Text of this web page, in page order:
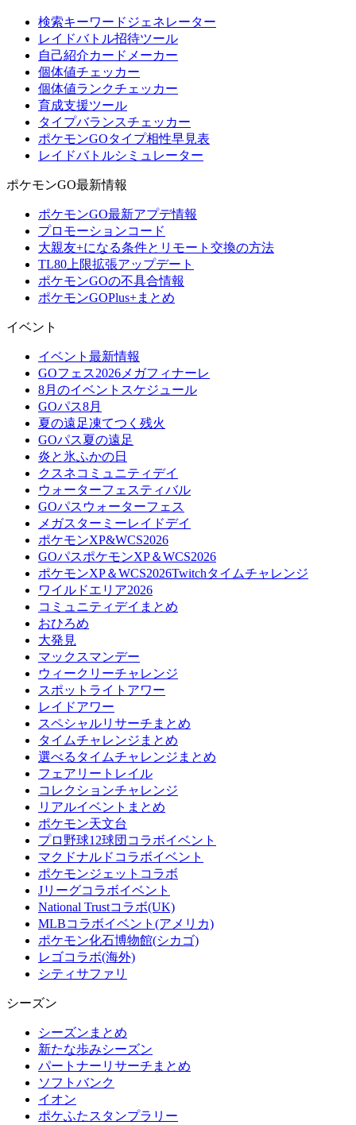
検索キーワードジェネレーター
レイドバトル招待ツール
自己紹介カードメーカー
個体値チェッカー
個体値ランクチェッカー
育成支援ツール
タイプバランスチェッカー
ポケモンGOタイプ相性早見表
レイドバトルシミュレーター
ポケモンGO最新情報
ポケモンGO最新アプデ情報
プロモーションコード
大親友+になる条件とリモート交換の方法
TL80上限拡張アップデート
ポケモンGOの不具合情報
ポケモンGOPlus+まとめ
イベント
イベント最新情報
GOフェス2026メガフィナーレ
8月のイベントスケジュール
GOパス8月
夏の遠足凍てつく残火
GOパス夏の遠足
炎と氷ふかの日
クスネコミュニティデイ
ウォーターフェスティバル
GOパスウォーターフェス
メガスターミーレイドデイ
ポケモンXP&WCS2026
GOパスポケモンXP＆WCS2026
ポケモンXP＆WCS2026Twitchタイムチャレンジ
ワイルドエリア2026
コミュニティデイまとめ
おひろめ
大発見
マックスマンデー
ウィークリーチャレンジ
スポットライトアワー
レイドアワー
スペシャルリサーチまとめ
タイムチャレンジまとめ
選べるタイムチャレンジまとめ
フェアリートレイル
コレクションチャレンジ
リアルイベントまとめ
ポケモン天文台
プロ野球12球団コラボイベント
マクドナルドコラボイベント
ポケモンジェットコラボ
Jリーグコラボイベント
National Trustコラボ(UK)
MLBコラボイベント(アメリカ)
ポケモン化石博物館(シカゴ)
レゴコラボ(海外)
シティサファリ
シーズン
シーズンまとめ
新たな歩みシーズン
パートナーリサーチまとめ
ソフトバンク
イオン
ポケふたスタンプラリー